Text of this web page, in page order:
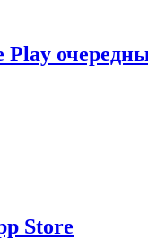
Play
Store